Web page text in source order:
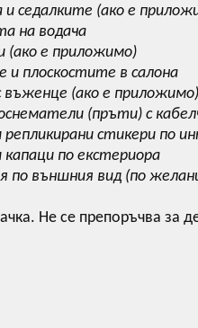
седалките (ако е
на водача
(ако е приложимо)
и плоскостите в салона
(ако е приложимо)
(пръти) с
стикери по
по екстериора
по външния вид (по
Не се препоръчва за